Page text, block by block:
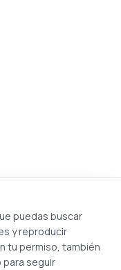
puedas buscar
y reproducir
tu permiso, también
para seguir